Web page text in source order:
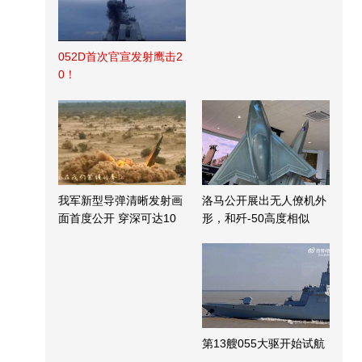
052D首次官宣发射鹰击2
0！
我军新型导弹清晰发射画
面首度公开 穿深可达10
洛马公开展出无人僚机外
形，和歼-50高度相似
第13艘055大驱开始试航